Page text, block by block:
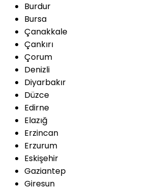
Burdur
Bursa
Çanakkale
Çankırı
Çorum
Denizli
Diyarbakır
Düzce
Edirne
Elazığ
Erzincan
Erzurum
Eskişehir
Gaziantep
Giresun